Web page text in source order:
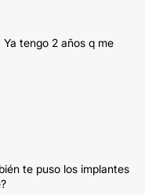
tengo 2 años q me
te puso los implantes